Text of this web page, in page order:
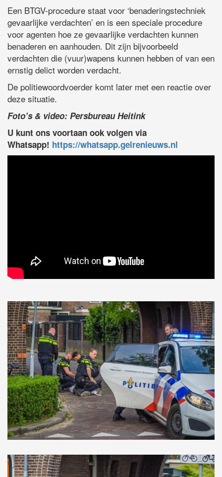
Een BTGV-procedure staat voor ‘benaderingstechniek
gevaarlijke verdachten’ en is een speciale procedure
voor agenten hoe ze gevaarlijke verdachten kunnen
benaderen en aanhouden. Dit zijn bijvoorbeeld
verdachten die (vuur)wapens kunnen hebben of van een
ernstig delict worden verdacht.
De politiewoordvoerder komt later met een reactie over
deze situatie.
Foto’s & video: Persbureau Heitink
U kunt ons voortaan ook volgen via
Whatsapp! https://whatsapp.gelrenieuws.nl